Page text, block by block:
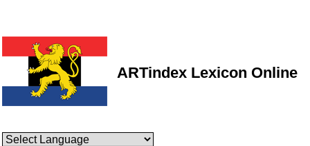
ARTindex Lexicon Online